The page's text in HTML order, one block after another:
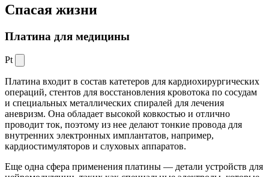
Спасая жизни
Платина для медицины
Pt
Платина входит в состав катетеров для кардиохирургических
операций, стентов для восстановления кровотока по сосудам
и специальных металлических спиралей для лечения
аневризм. Она обладает высокой ковкостью и отлично
проводит ток, поэтому из нее делают тонкие провода для
внутренних электронных имплантатов, например,
кардиостимуляторов и слуховых аппаратов.
Еще одна сфера применения платины — детали устройств для